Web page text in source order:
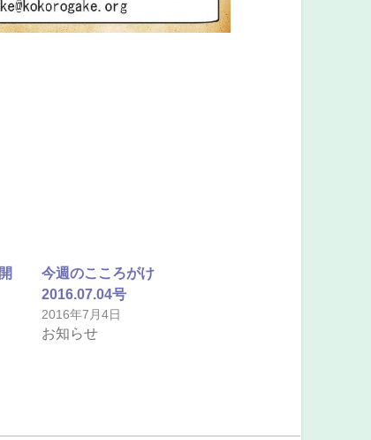
今週のこころがけ
2016.07.04号
2016年7月4日
お知らせ